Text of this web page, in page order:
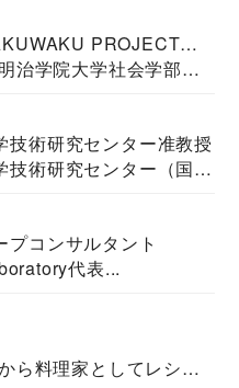
PROJECT
聴覚士・社会福祉士
治学院大学社会学部福
技術研究センター准教授
技術研究センター（国際
プコンサルタント
代表...
料理家としてレシピ